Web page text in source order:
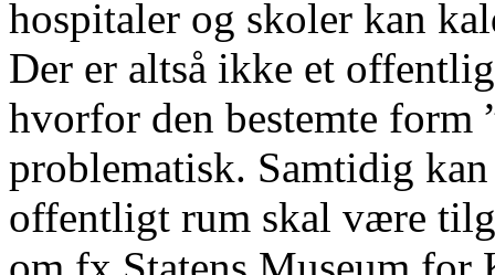
hospitaler og skoler kan
Der er altså ikke et
hvorfor den bestemte
problematisk. Samtidig
offentligt rum skal være